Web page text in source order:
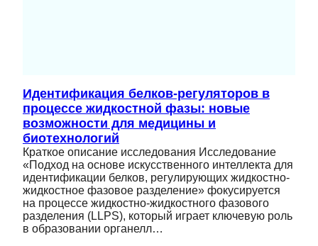
Идентификация белков-регуляторов в
процессе жидкостной фазы: новые
возможности для медицины и
биотехнологий
Краткое описание исследования Исследование
«Подход на основе искусственного интеллекта для
идентификации белков, регулирующих жидкостно-
жидкостное фазовое разделение» фокусируется
на процессе жидкостно-жидкостного фазового
разделения (LLPS), который играет ключевую роль
в образовании органелл…